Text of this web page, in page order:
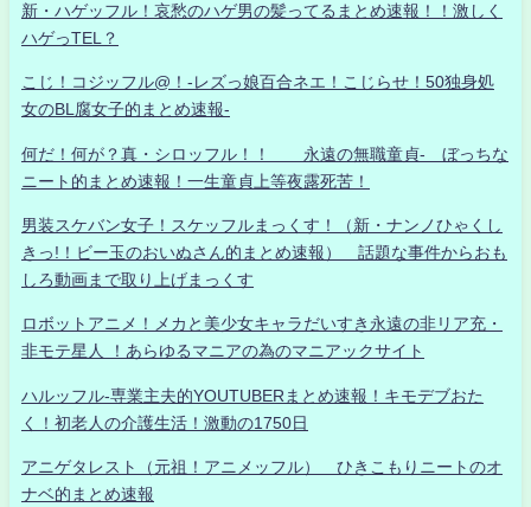
新・ハゲッフル！哀愁のハゲ男の髪ってるまとめ速報！！激しく
ハゲっTEL？
こじ！コジッフル@！-レズっ娘百合ネエ！こじらせ！50独身処
女のBL腐女子的まとめ速報-
何だ！何が？真・シロッフル！！ 永遠の無職童貞- ぼっちな
ニート的まとめ速報！一生童貞上等夜露死苦！
男装スケバン女子！スケッフルまっくす！（新・ナンノひゃくし
きっ!！ビー玉のおいぬさん的まとめ速報） 話題な事件からおも
しろ動画まで取り上げまっくす
ロボットアニメ！メカと美少女キャラだいすき永遠の非リア充・
非モテ星人 ！あらゆるマニアの為のマニアックサイト
ハルッフル-専業主夫的YOUTUBERまとめ速報！キモデブおた
く！初老人の介護生活！激動の1750日
アニゲタレスト（元祖！アニメッフル） ひきこもりニートのオ
ナベ的まとめ速報